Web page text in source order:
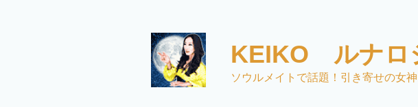
KEIKO ルナロ
ソウルメイトで話題！引き寄せの女